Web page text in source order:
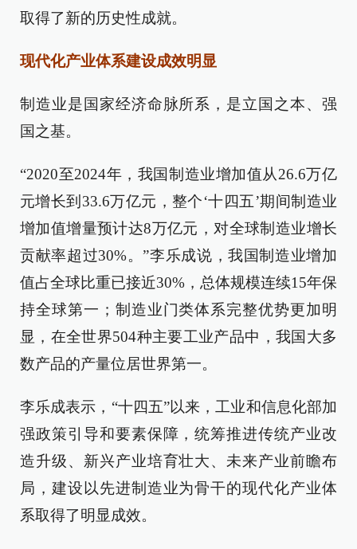
取得了新的历史性成就。
现代化产业体系建设成效明显
制造业是国家经济命脉所系，是立国之本、强
国之基。
“2020至2024年，我国制造业增加值从26.6万亿
元增长到33.6万亿元，整个‘十四五’期间制造业
增加值增量预计达8万亿元，对全球制造业增长
贡献率超过30%。”李乐成说，我国制造业增加
值占全球比重已接近30%，总体规模连续15年保
持全球第一；制造业门类体系完整优势更加明
显，在全世界504种主要工业产品中，我国大多
数产品的产量位居世界第一。
李乐成表示，“十四五”以来，工业和信息化部加
强政策引导和要素保障，统筹推进传统产业改
造升级、新兴产业培育壮大、未来产业前瞻布
局，建设以先进制造业为骨干的现代化产业体
系取得了明显成效。